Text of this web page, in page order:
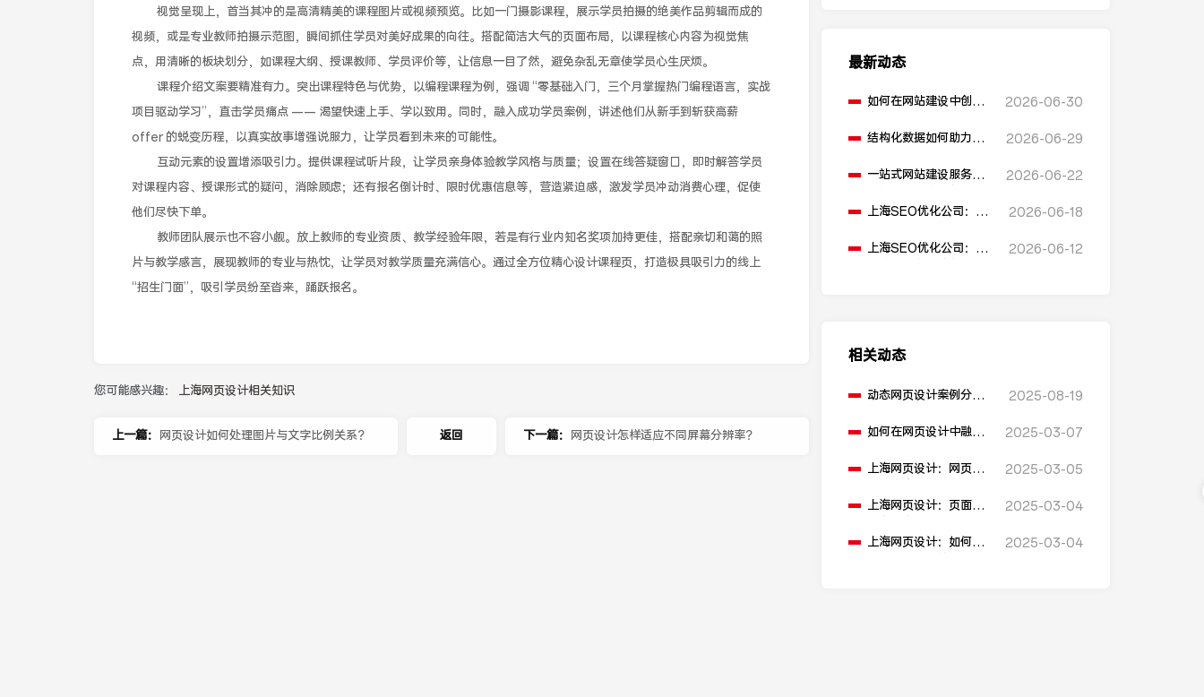
视觉呈现上，首当其冲的是高清精美的课程图片或视频预览。比如一门摄影课程，展示学员拍摄的绝美作品剪辑而成的
视频，或是专业教师拍摄示范图，瞬间抓住学员对美好成果的向往。搭配简洁大气的页面布局，以课程核心内容为视觉焦
点，用清晰的板块划分，如课程大纲、授课教师、学员评价等，让信息一目了然，避免杂乱无章使学员心生厌烦。
课程介绍文案要精准有力。突出课程特色与优势，以编程课程为例，强调 “零基础入门，三个月掌握热门编程语言，实战
项目驱动学习”，直击学员痛点 —— 渴望快速上手、学以致用。同时，融入成功学员案例，讲述他们从新手到斩获高薪
offer 的蜕变历程，以真实故事增强说服力，让学员看到未来的可能性。
互动元素的设置增添吸引力。提供课程试听片段，让学员亲身体验教学风格与质量；设置在线答疑窗口，即时解答学员
对课程内容、授课形式的疑问，消除顾虑；还有报名倒计时、限时优惠信息等，营造紧迫感，激发学员冲动消费心理，促使
他们尽快下单。
教师团队展示也不容小觑。放上教师的专业资质、教学经验年限，若是有行业内知名奖项加持更佳，搭配亲切和蔼的照
片与教学感言，展现教师的专业与热忱，让学员对教学质量充满信心。通过全方位精心设计课程页，打造极具吸引力的线上
“招生门面”，吸引学员纷至沓来，踊跃报名。
您可能感兴趣： 上海网页设计相关知识
上一篇： 网页设计如何处理图片与文字比例关系？ 下一篇： 网页设计怎样适应不同屏幕分辨率？
返回
最新动态
如何在网站建设中创建
2026-06-30
结构化数据如何助力
2026-06-29
一站式网站建设服务平
2026-06-22
上海SEO优化公司：如
升点击率和SEO效果？
2026-06-18
上海SEO优化公司：有
2026-06-12
相关动态
动态网页设计案例分析
2025-08-19
如何在网页设计中融入
2025-03-07
上海网页设计：网页的
行性能优化？
2025-03-05
上海网页设计：页面中
息层级划分？
2025-03-04
上海网页设计：如何设
2025-03-04